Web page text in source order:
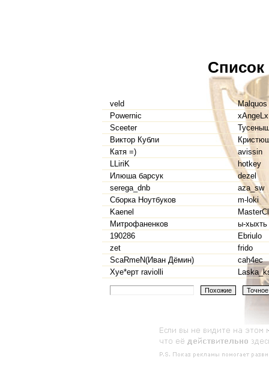
Список
veld
Malquos
Powernic
xAngeLx
Sceeter
Виктор Кубли
Катя =)
avissin
LLiriK
hotkey
Илюша барсук
dezel
serega_dnb
aza_sw
Сборка Ноутбуков
m-loki
Kaenel
Митрофаненков
ы-хыхть
190286
Ebriulo
zet
frido
ScaRmeN(Иван Дёмин)
cah4ec
Хуе*ерт raviolli